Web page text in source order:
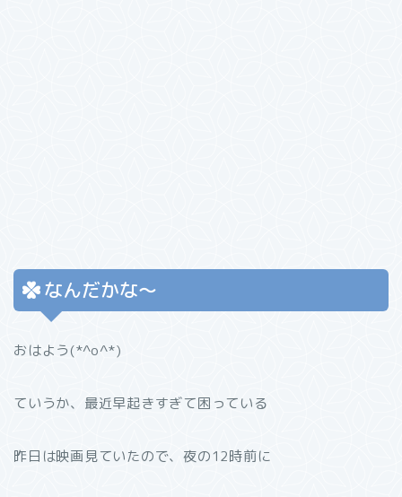
なんだかな〜
おはよう(*^o^*)
ていうか、最近早起きすぎて困っている
昨日は映画見ていたので、夜の12時前に